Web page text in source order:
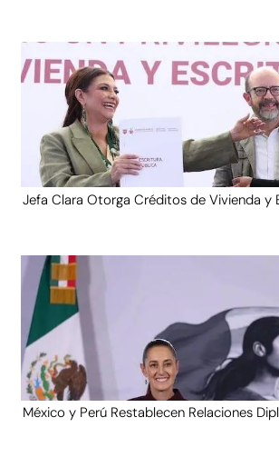
Jefa Clara Otorga Créditos de Vivienda y
México y Perú Restablecen Relaciones